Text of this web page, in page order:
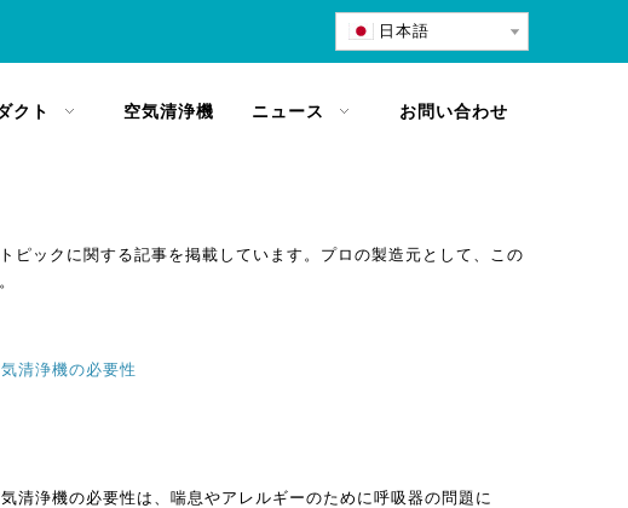
日本語
クト 空気清浄機 ニュース お問い合わせ
ックに関する記事を掲載しています。プロの製造元として、この
清浄機の必要性
清浄機の必要性は、喘息やアレルギーのために呼吸器の問題に